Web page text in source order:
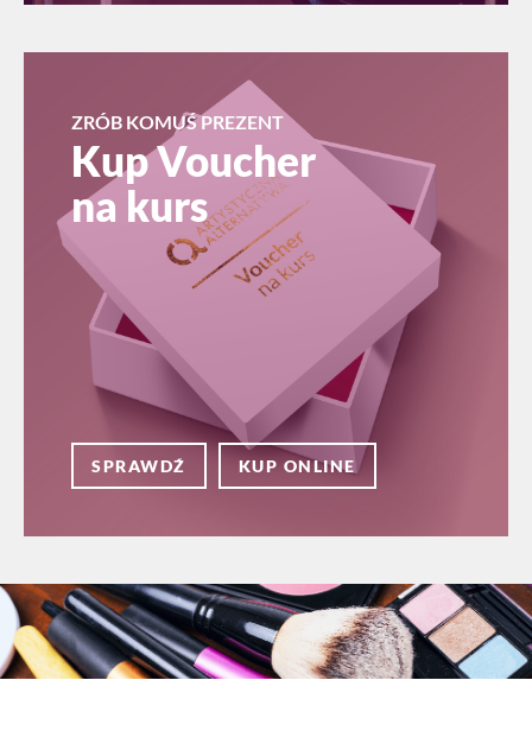
ZRÓB KOMUŚ PREZENT
Kup Voucher
na kurs
SPRAWDŹ KUP ONLINE